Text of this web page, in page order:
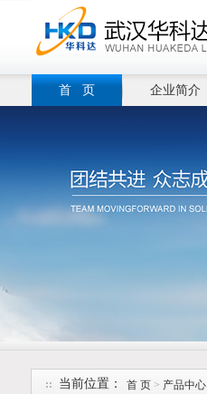
首 页 企业简介
当前位置： 首 页 > 产品中心